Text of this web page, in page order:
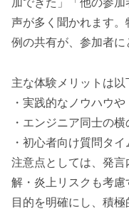
声が多く聞かれます
例の共有が、参加者に
主な体験メリットは以
・実践的なノウハウ
・エンジニア同士の
・初心者向け質問タ
注意点としては、発
解・炎上リスクも考
目的を明確にし、積